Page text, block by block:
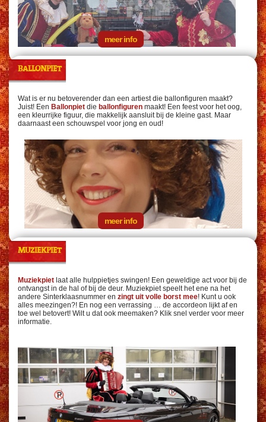
meer info
BALLONPIET
Wat is er nu betoverender dan een artiest die ballonfiguren maakt?
Juist! Een Ballonpiet die ballonfiguren maakt! Een feest voor het oog,
een kleurrijke figuur, die makkelijk aansluit bij de kleine gast. Maar
daarnaast een schouwspel voor jong en oud!
meer info
MUZIEKPIET
Muziekpiet laat alle hulppietjes swingen! Een geweldige act voor bij de
ontvangst in de hal of bij de deur. Muziekpiet speelt het ene na het
andere Sinterklaasnummer en zingt uit volle borst mee! Kunt u ook
alles meezingen?! En nog een verrassing … de accordeon lijkt af en
toe wel betovert! Wilt u dat ook meemaken? Klik snel verder voor meer
informatie.